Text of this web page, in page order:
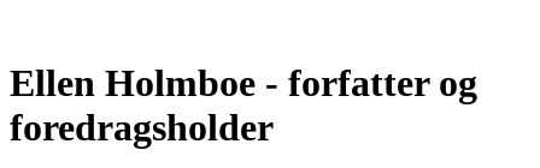
Ellen Holmboe - forfatter og
foredragsholder